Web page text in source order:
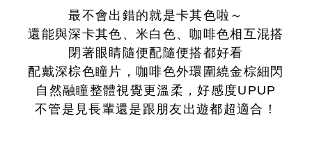
最不會出錯的就是卡其色啦～
還能與深卡其色、米白色、咖啡色相互混搭
閉著眼睛隨便配隨便搭都好看
配戴深棕色瞳片，咖啡色外環圍繞金棕細閃
自然融瞳整體視覺更溫柔，好感度UPUP
不管是見長輩還是跟朋友出遊都超適合！